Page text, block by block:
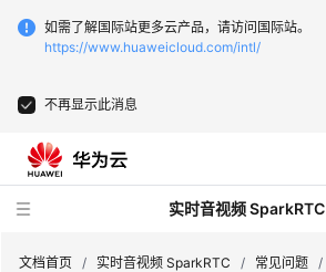
如需了解国际站更多云产品，请访问国际站。
https://www.huaweicloud.com/intl/
不再显示此消息
实时音视频 SparkRTC
文档首页 / 实时音视频 SparkRTC / 常见问题 /